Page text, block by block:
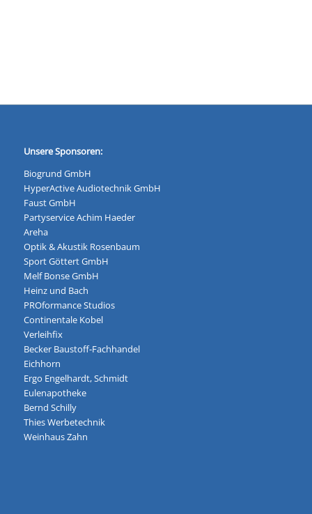
Unsere Sponsoren:
Biogrund GmbH
HyperActive Audiotechnik GmbH
Faust GmbH
Partyservice Achim Haeder
Areha
Optik & Akustik Rosenbaum
Sport Göttert GmbH
Melf Bonse GmbH
Heinz und Bach
PROformance Studios
Continentale Kobel
Verleihfix
Becker Baustoff-Fachhandel
Eichhorn
Ergo Engelhardt, Schmidt
Eulenapotheke
Bernd Schilly
Thies Werbetechnik
Weinhaus Zahn